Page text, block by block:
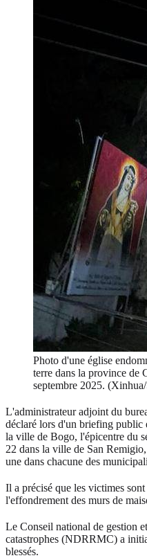
Photo d'une église
terre dans la province de
septembre 2025.
L'administrateur adjoint du
déclaré lors d'un briefing public
la ville de Bogo, l'épicentre du
22 dans la ville de San
une dans chacune des
Il a précisé que les victimes
l'effondrement des murs de
Le Conseil national de gestion
catastrophes (NDRRMC) a
blessés.